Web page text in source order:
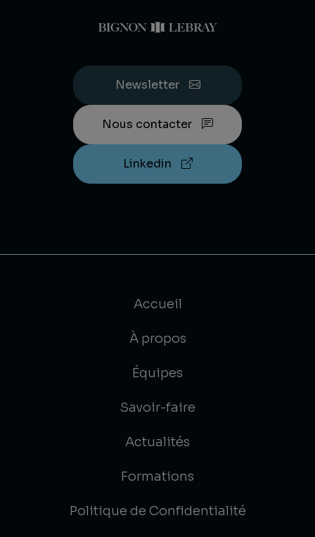
Newsletter
Nous contacter
Linkedin
Accueil
À propos
Équipes
Savoir-faire
Actualités
Formations
Politique de Confidentialité